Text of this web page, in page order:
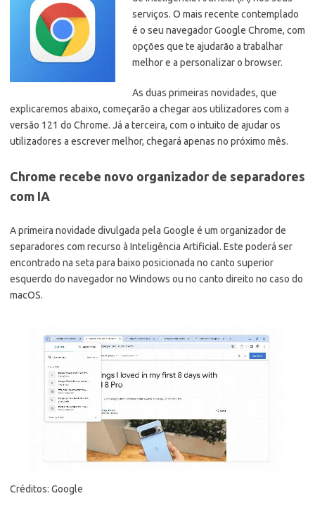
serviços. O mais recente contemplado
é o seu navegador Google Chrome, com
opções que te ajudarão a trabalhar
melhor e a personalizar o browser.
As duas primeiras novidades, que
explicaremos abaixo, começarão a chegar aos utilizadores com a
versão 121 do Chrome. Já a terceira, com o intuito de ajudar os
utilizadores a escrever melhor, chegará apenas no próximo mês.
Chrome recebe novo organizador de separadores
com IA
A primeira novidade divulgada pela Google é um organizador de
separadores com recurso à Inteligência Artificial. Este poderá ser
encontrado na seta para baixo posicionada no canto superior
esquerdo do navegador no Windows ou no canto direito no caso do
macOS.
Créditos: Google